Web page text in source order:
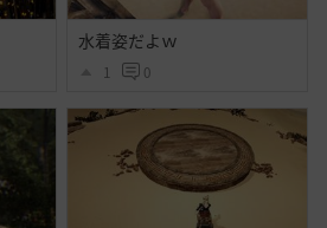
水着姿だよｗ
1 0